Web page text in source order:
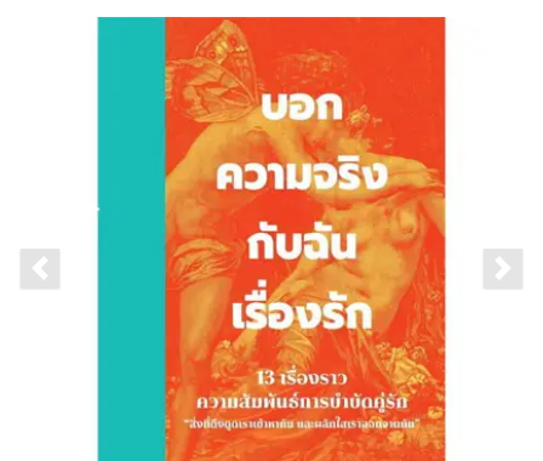
Previous slide